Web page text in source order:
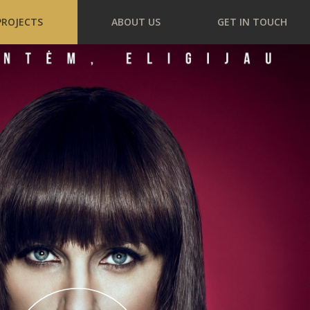
ABOUT US GET IN TOUCH